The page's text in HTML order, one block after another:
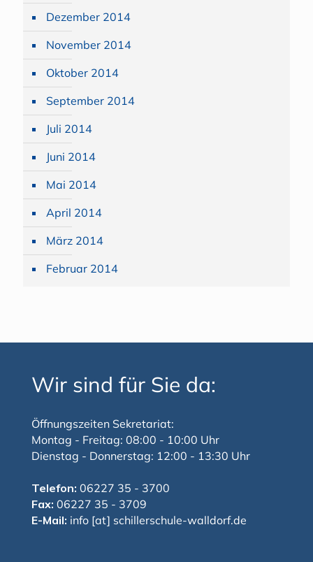
Dezember 2014
November 2014
Oktober 2014
September 2014
Juli 2014
Juni 2014
Mai 2014
April 2014
März 2014
Februar 2014
Wir sind für Sie da:
Öffnungszeiten Sekretariat:
Montag - Freitag: 08:00 - 10:00 Uhr
Dienstag - Donnerstag: 12:00 - 13:30 Uhr
Telefon: 06227 35 - 3700
Fax: 06227 35 - 3709
E-Mail: info [at] schillerschule-walldorf.de